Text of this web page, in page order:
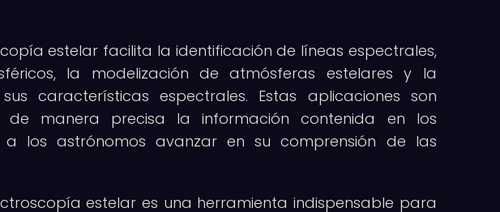
estelar facilita la identificación de líneas espectrales,
la modelización de atmósferas estelares y la
características espectrales. Estas aplicaciones son
de manera precisa la información contenida en los
a los astrónomos avanzar en su comprensión de las
estelar es una herramienta indispensable para